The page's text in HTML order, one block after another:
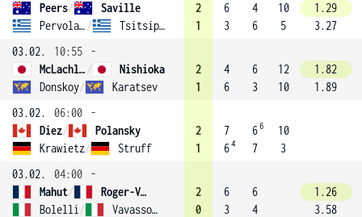
Peers/
Saville
Pervolarakis / Tsitsipas
2
1
6
3
4
6
10
5
1.29
3.27
03.02.
10:55
-
McLachlan /
Nishioka
Donskoy/ Karatsev
2
1
4
6
6
3
12
10
1.82
1.89
03.02.
06:00
-
Diez/
Polansky
Krawietz/ Struff
2
1
7
64
66
7
10
3
03.02.
04:00
-
Mahut/
Roger-Vasselin
Bolelli / Vavassori
2
0
6
3
6
4
1.26
3.58